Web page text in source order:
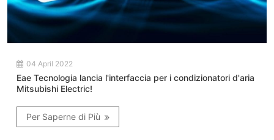
04 April 2022
Eae Tecnologia lancia l'interfaccia per i condizionatori d'aria
Mitsubishi Electric!
Per Saperne di Più